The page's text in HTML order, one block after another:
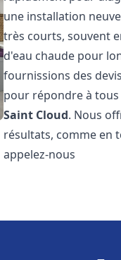
une installation
très courts, souvent
d'eau chaude pour
fournissions des
pour répondre à tous
Saint Cloud. Nous
résultats, comme en
appelez-nous